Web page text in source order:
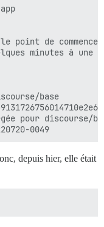
le point de
minutes à
base
pour discourse/
depuis hier, elle était